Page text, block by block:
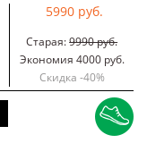
5990 руб.
Старая:9990 руб.
Экономия 4000 руб.
Скидка -40%